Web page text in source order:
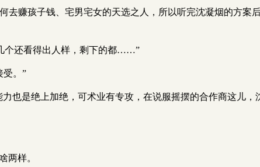
去赚孩子钱、宅男宅女的天选之人，所以听完沈凝烟的方案
个还看得出人样，剩下的都……”
。”
也是绝上加绝，可术业有专攻，在说服摇摆的合作商这儿
两样。